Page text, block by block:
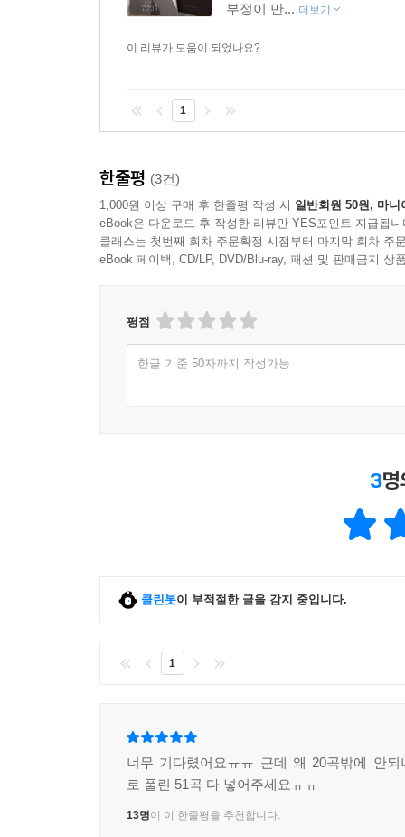
부정이 만... 더보기
이 리뷰가 도움이 되었나요?
1
한줄평 (3건)
1,000원 이상 구매 후 한줄평 작성 시 일반회원 50원, 마니
eBook은 다운로드 후 작성한 리뷰만 YES포인트 지급됩니
클래스는 첫번째 회차 주문확정 시점부터 마지막 회차 주
eBook 페이백, CD/LP, DVD/Blu-ray, 패션 및 판매금지 상
평점
한글 기준 50자까지 작성가능
3
클린봇이 부적절한 글을 감지 중입니다.
1
너무 기다렸어요ㅠㅠ 근데 왜 20곡밖에 안되
로 풀린 51곡 다 넣어주세요ㅠㅠ
13명이 이 한줄평을 추천합니다.